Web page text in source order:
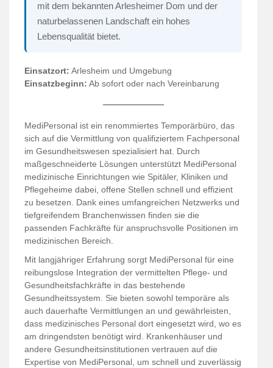
mit dem bekannten Arlesheimer Dom und der
naturbelassenen Landschaft ein hohes
Lebensqualität bietet.
Einsatzort: Arlesheim und Umgebung
Einsatzbeginn: Ab sofort oder nach Vereinbarung
MediPersonal ist ein renommiertes Temporärbüro, das
sich auf die Vermittlung von qualifiziertem Fachpersonal
im Gesundheitswesen spezialisiert hat. Durch
maßgeschneiderte Lösungen unterstützt MediPersonal
medizinische Einrichtungen wie Spitäler, Kliniken und
Pflegeheime dabei, offene Stellen schnell und effizient
zu besetzen. Dank eines umfangreichen Netzwerks und
tiefgreifendem Branchenwissen finden sie die
passenden Fachkräfte für anspruchsvolle Positionen im
medizinischen Bereich.
Mit langjähriger Erfahrung sorgt MediPersonal für eine
reibungslose Integration der vermittelten Pflege- und
Gesundheitsfachkräfte in das bestehende
Gesundheitssystem. Sie bieten sowohl temporäre als
auch dauerhafte Vermittlungen an und gewährleisten,
dass medizinisches Personal dort eingesetzt wird, wo es
am dringendsten benötigt wird. Krankenhäuser und
andere Gesundheitsinstitutionen vertrauen auf die
Expertise von MediPersonal, um schnell und zuverlässig